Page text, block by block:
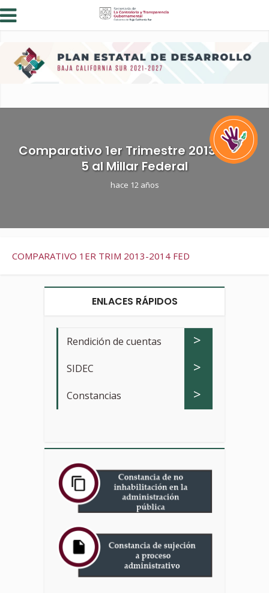
Comparativo 1er Trimestre 2013-2014
5 al Millar Federal
hace 12 años
COMPARATIVO 1ER TRIM 2013-2014 FED
ENLACES RÁPIDOS
Rendición de cuentas >
SIDEC >
Constancias >